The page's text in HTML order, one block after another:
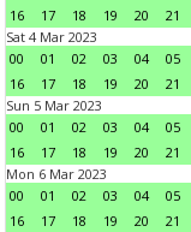
16
17 18 19 20 21
Sat 4 Mar 2023
00
01 02 03 04 05
16
17 18 19 20 21
Sun 5 Mar 2023
00
01 02 03 04 05
16
17 18 19 20 21
Mon 6 Mar 2023
00
01 02 03 04 05
16
17 18 19 20 21